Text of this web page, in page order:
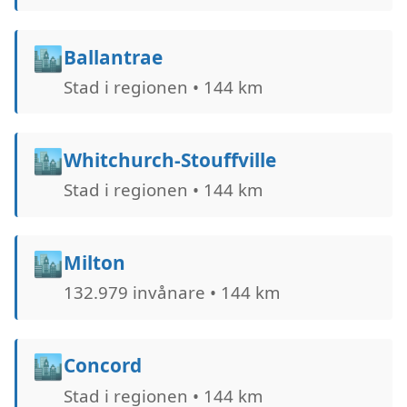
🏙️Ballantrae
Stad i regionen • 144 km
🏙️Whitchurch-Stouffville
Stad i regionen • 144 km
🏙️Milton
132.979 invånare • 144 km
🏙️Concord
Stad i regionen • 144 km